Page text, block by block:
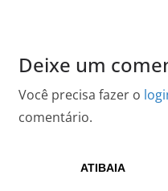
Deixe um
Você precisa fazer o
comentário.